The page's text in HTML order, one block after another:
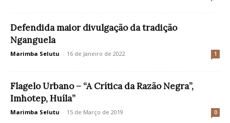
Defendida maior divulgação da tradição
Nganguela
Marimba Selutu - 16 de Janeiro de 2022 1
Flagelo Urbano – “A Crítica da Razão Negra”,
Imhotep, Huíla”
Marimba Selutu - 15 de Março de 2019 0